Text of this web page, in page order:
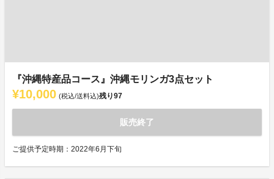
『沖縄特産品コース』沖縄モリンガ3点セット
¥10,000 (税込/送料込)残り97
販売終了
ご提供予定時期：2022年6月下旬